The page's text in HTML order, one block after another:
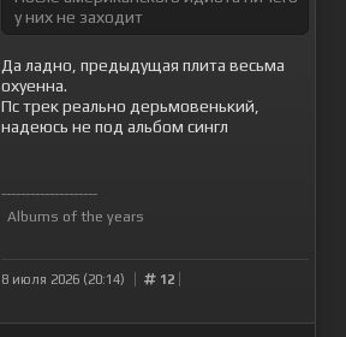
у них не заходит
Да ладно, предыдущая плита весьма
охуенна.
Пс трек реально дерьмовенький,
надеюсь не под альбом сингл
--------------------
Albums of the years
8 июля 2026 (20:14) 12